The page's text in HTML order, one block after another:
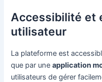
Accessibilité et
utilisateur
La plateforme est
que par uneapplication
utilisateurs de gérer